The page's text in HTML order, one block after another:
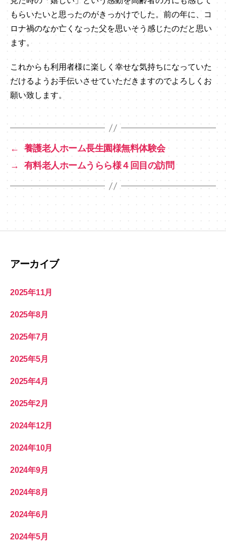
もらいたいと思ったのがきっかけでした。前の年に、コ
ロナ禍のなか亡くなった父を思いそう感じたのだと思い
ます。
これからも利用者様に楽しく幸せな気持ちになっていた
だけるようお手伝いさせていただきますのでよろしくお
願い致します。
←
養護老人ホーム長生園様無料体験会
→
有料老人ホームうらら様４回目の訪問
アーカイブ
2025年11月
2025年8月
2025年7月
2025年5月
2025年4月
2025年2月
2024年12月
2024年10月
2024年9月
2024年8月
2024年6月
2024年5月